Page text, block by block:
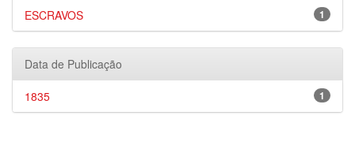
1
ESCRAVOS
Data de Publicação
1
1835